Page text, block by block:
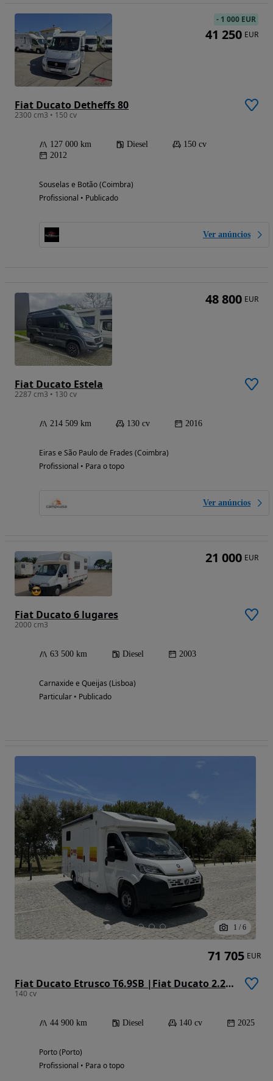
Fiat Ducato Detheffs 80
2300 cm3 • 150 cv
127 000 km Diesel
150 cv
2012
Souselas e Botão (Coimbra)
Profissional • Publicado
Ver anúncios
- 1 000 EUR
41 250 EUR
Fiat Ducato Estela
2287 cm3 • 130 cv
214 509 km 130 cv 2016
Eiras e São Paulo de Frades (Coimbra)
Profissional • Para o topo
Ver anúncios
48 800 EUR
Fiat Ducato 6 lugares
2000 cm3
63 500 km Diesel 2003
Carnaxide e Queijas (Lisboa)
Particular • Publicado
21 000 EUR
1 / 6
Fiat Ducato Etrusco T6.9SB |Fiat Ducato 2.2 Mjet 140 cv | Automático
140 cv
44 900 km Diesel 140 cv 2025
Porto (Porto)
Profissional • Para o topo
71 705 EUR